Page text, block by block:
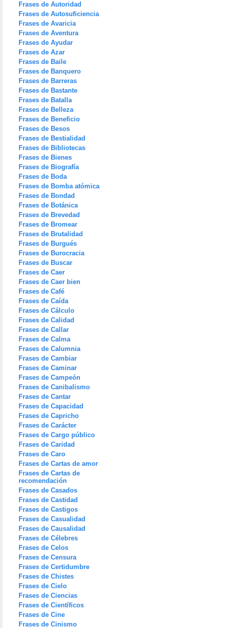
Frases de Autoridad
Frases de Autosuficiencia
Frases de Avaricia
Frases de Aventura
Frases de Ayudar
Frases de Azar
Frases de Baile
Frases de Banquero
Frases de Barreras
Frases de Bastante
Frases de Batalla
Frases de Belleza
Frases de Beneficio
Frases de Besos
Frases de Bestialidad
Frases de Bibliotecas
Frases de Bienes
Frases de Biografía
Frases de Boda
Frases de Bomba atómica
Frases de Bondad
Frases de Botánica
Frases de Brevedad
Frases de Bromear
Frases de Brutalidad
Frases de Burgués
Frases de Burocracia
Frases de Buscar
Frases de Caer
Frases de Caer bien
Frases de Café
Frases de Caída
Frases de Cálculo
Frases de Calidad
Frases de Callar
Frases de Calma
Frases de Calumnia
Frases de Cambiar
Frases de Caminar
Frases de Campeón
Frases de Canibalismo
Frases de Cantar
Frases de Capacidad
Frases de Capricho
Frases de Carácter
Frases de Cargo público
Frases de Caridad
Frases de Caro
Frases de Cartas de amor
Frases de Cartas de
recomendación
Frases de Casados
Frases de Castidad
Frases de Castigos
Frases de Casualidad
Frases de Causalidad
Frases de Célebres
Frases de Celos
Frases de Censura
Frases de Certidumbre
Frases de Chistes
Frases de Cielo
Frases de Ciencias
Frases de Científicos
Frases de Cine
Frases de Cinismo